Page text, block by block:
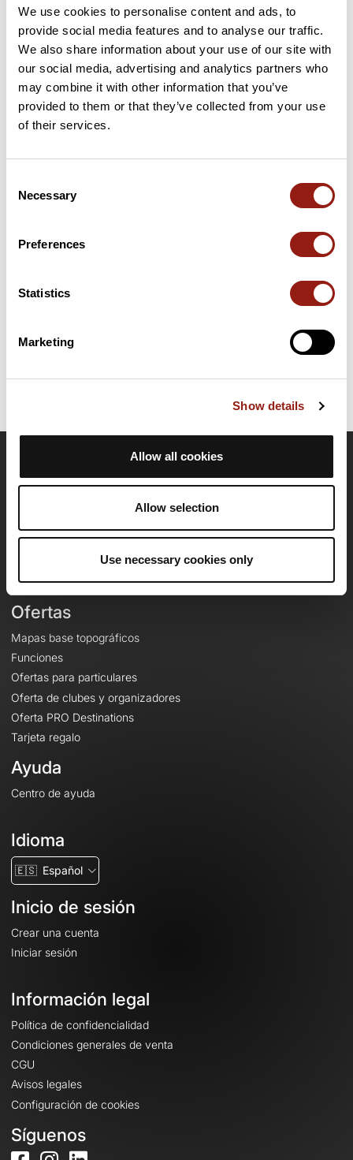
We use cookies to personalise content and ads, to
provide social media features and to analyse our traffic.
We also share information about your use of our site with
our social media, advertising and analytics partners who
may combine it with other information that you’ve
provided to them or that they’ve collected from your use
of their services.
Selection
Necessary
Preferences
Statistics
Marketing
Show details
Allow all cookies
Allow selection
Use necessary cookies only
Añadir una opinión
Puertos a lo largo de la ruta
Puertos extraídos del catálogo del Club des Cent Cols
Descubre este recorrido de bicicleta de 63,5 km cerca de La
Terrasse. Presenta un desnivel acumulado de más de 1320m.
Última actualización de la ficha de ruta: 20 de agosto de 2020 14:32:22.
Identificador del recorrido: 11903268
OpenRunner
A proposito
Le Mag'
Ofertas
Mapas base topográficos
Funciones
Ofertas para particulares
Oferta de clubes y organizadores
Oferta PRO Destinations
Tarjeta regalo
Ayuda
Centro de ayuda
Idioma
🇪🇸 Español
Inicio de sesión
Crear una cuenta
Iniciar sesión
Información legal
Política de confidencialidad
Condiciones generales de venta
CGU
Avisos legales
Configuración de cookies
Síguenos